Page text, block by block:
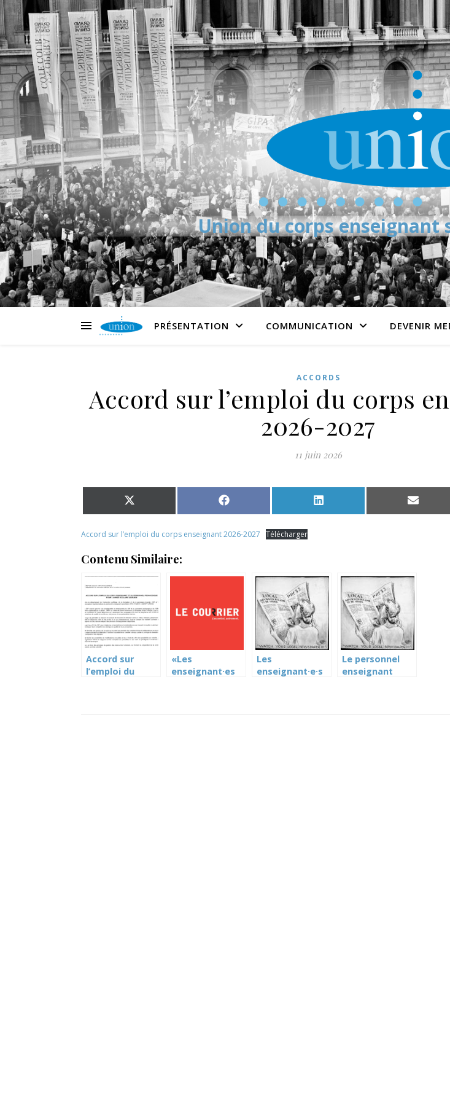
Union du corps enseignant
PRÉSENTATION COMMUNICATION DEVENIR
ACCORDS
Accord sur l’emploi du corps
2026-2027
11 juin 2026
Share on X (Twitter) Share on Facebook Share on LinkedIn Share
Accord sur l’emploi du corps enseignant 2026-2027 Télécharger
Contenu Similaire:
Accord sur
l’emploi du
«Les
enseignant·es
Les
enseignant·e·s
Le personnel
enseignant